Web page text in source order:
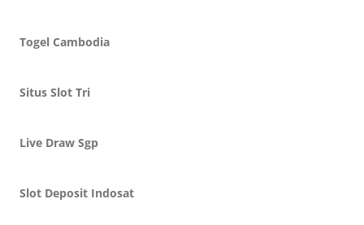
Togel Cambodia
Situs Slot Tri
Live Draw Sgp
Slot Deposit Indosat